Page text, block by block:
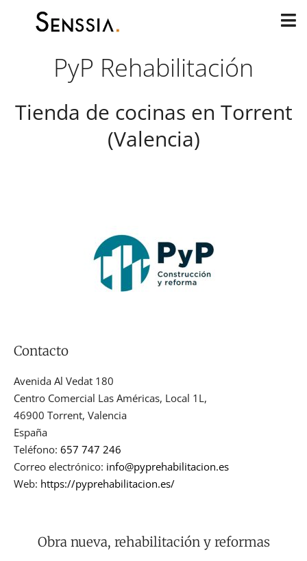
PyP Rehabilitación
Tienda de cocinas en Torrent
(Valencia)
Contacto
Avenida Al Vedat 180
Centro Comercial Las Américas, Local 1L,
46900 Torrent, Valencia
España
Teléfono: 657 747 246
Correo electrónico: info@pyprehabilitacion.es
Web: https://pyprehabilitacion.es/
Obra nueva, rehabilitación y reformas